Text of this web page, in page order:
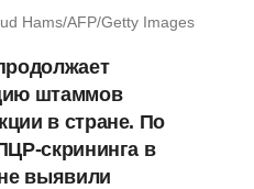
Hams/AFP/Getty Images
штаммов
в стране. По
скрининга в
выявили